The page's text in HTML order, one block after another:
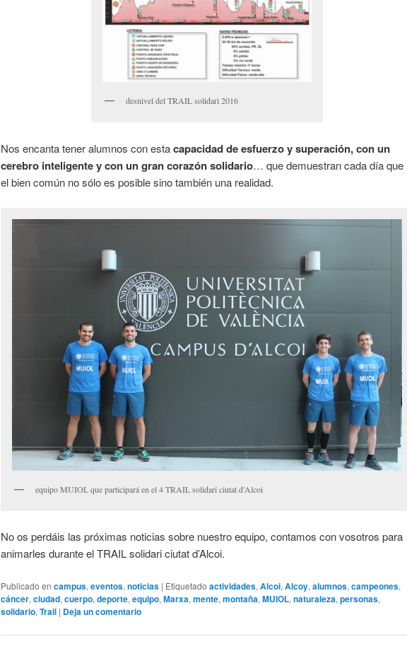
desnivel del TRAIL solidari 2016
Nos encanta tener alumnos con estacapacidad de esfuerzo y superación, con un
cerebro inteligente y con un gran corazón solidario… que demuestran cada día que
el bien común no sólo es posible sino también una realidad.
equipo MUIOL que participará en el 4 TRAIL solidari ciutat d’Alcoi
No os perdáis las próximas noticias sobre nuestro equipo, contamos con vosotros para
animarles durante el TRAIL solidari ciutat d’Alcoi.
Publicado en campus, eventos, noticias | Etiquetado actividades, Alcoi, Alcoy, alumnos, campeones,
cáncer, ciudad, cuerpo, deporte, equipo, Marxa, mente, montaña, MUIOL, naturaleza, personas,
solidario, Trail | Deja un comentario